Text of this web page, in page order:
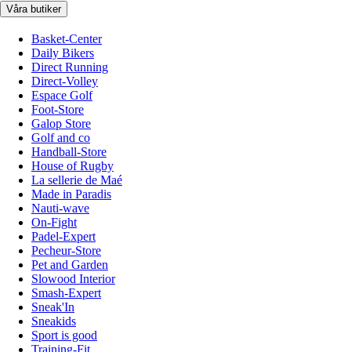
Våra butiker
Basket-Center
Daily Bikers
Direct Running
Direct-Volley
Espace Golf
Foot-Store
Galop Store
Golf and co
Handball-Store
House of Rugby
La sellerie de Maé
Made in Paradis
Nauti-wave
On-Fight
Padel-Expert
Pecheur-Store
Pet and Garden
Slowood Interior
Smash-Expert
Sneak'In
Sneakids
Sport is good
Training-Fit